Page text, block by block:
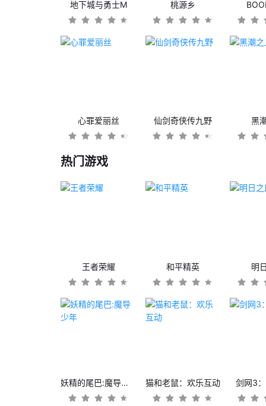
地下城与勇士M 桃源乡
心罪爱丽丝 仙剑奇侠传九野 黑
热门游戏
王者荣耀 和平精英 明
妖精的尾巴:魔导少年 猫和老鼠：欢乐互动 剑网3